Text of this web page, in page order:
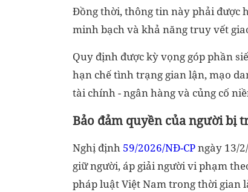
Đồng thời, thông tin này phải được
minh bạch và khả năng truy vết
Quy định được kỳ vọng góp phần
hạn chế tình trạng gian lận, mạo
tài chính - ngân hàng và củng cố
Bảo đảm quyền của người bị
Nghị định 59/2026/NĐ-CPngày 13/
giữ người, áp giải người vi phạm
pháp luật Việt Nam trong thời gian